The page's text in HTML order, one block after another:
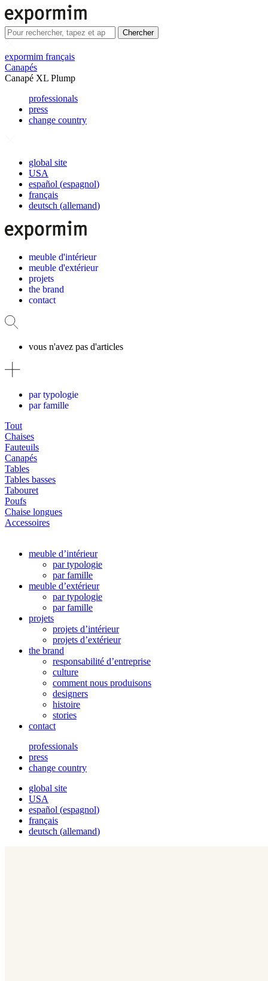
Chercher
expormim français
Canapés
Canapé XL Plump
professionals
press
change country
global site
USA
español (espagnol)
français
deutsch (allemand)
meuble d'intérieur
meuble d'extérieur
projets
the brand
contact
vous n'avez pas d'articles
par typologie
par famille
Tout
Chaises
Fauteuils
Canapés
Tables
Tables basses
Tabouret
Poufs
Chaise longues
Accessoires
meuble d’intérieur
par typologie
par famille
meuble d’extérieur
par typologie
par famille
projets
projets d’intérieur
projets d’extérieur
the brand
responsabilité d’entreprise
culture
comment nous produisons
designers
histoire
stories
contact
professionals
press
change country
global site
USA
español (espagnol)
français
deutsch (allemand)